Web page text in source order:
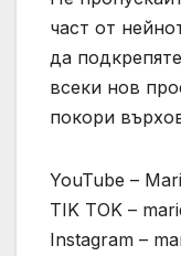
част от
да
всеки нов
покори
YouTube –
TIK TOK –
Instagram –